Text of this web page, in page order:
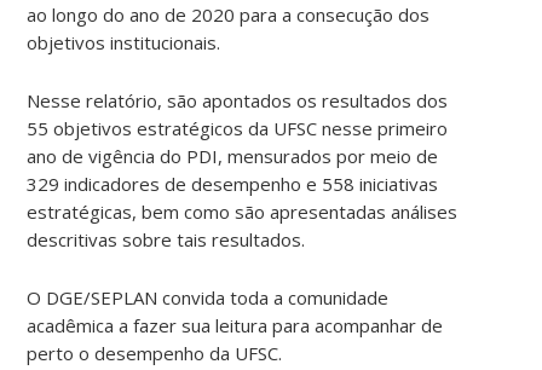
ao longo do ano de 2020 para a consecução dos
objetivos institucionais.
Nesse relatório, são apontados os resultados dos
55 objetivos estratégicos da UFSC nesse primeiro
ano de vigência do PDI, mensurados por meio de
329 indicadores de desempenho e 558 iniciativas
estratégicas, bem como são apresentadas análises
descritivas sobre tais resultados.
O DGE/SEPLAN convida toda a comunidade
acadêmica a fazer sua leitura para acompanhar de
perto o desempenho da UFSC.